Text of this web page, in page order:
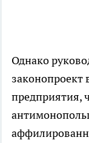
Однако
законопроект
предприятия,